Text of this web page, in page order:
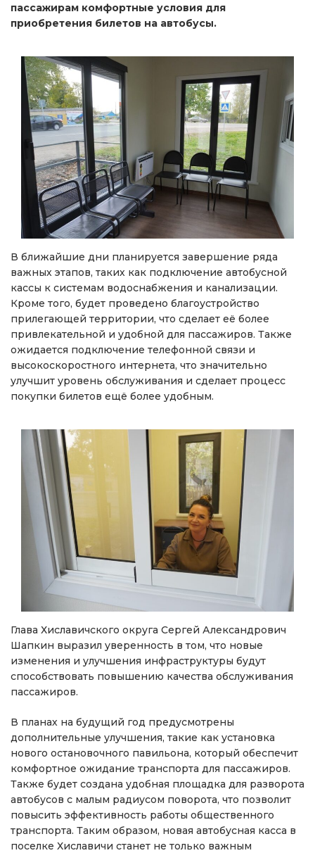
пассажирам комфортные условия для
приобретения билетов на автобусы.
В ближайшие дни планируется завершение ряда
важных этапов, таких как подключение автобусной
кассы к системам водоснабжения и канализации.
Кроме того, будет проведено благоустройство
прилегающей территории, что сделает её более
привлекательной и удобной для пассажиров. Также
ожидается подключение телефонной связи и
высокоскоростного интернета, что значительно
улучшит уровень обслуживания и сделает процесс
покупки билетов ещё более удобным.
Глава Хиславичского округа Сергей Александрович
Шапкин выразил уверенность в том, что новые
изменения и улучшения инфраструктуры будут
способствовать повышению качества обслуживания
пассажиров.
В планах на будущий год предусмотрены
дополнительные улучшения, такие как установка
нового остановочного павильона, который обеспечит
комфортное ожидание транспорта для пассажиров.
Также будет создана удобная площадка для разворота
автобусов с малым радиусом поворота, что позволит
повысить эффективность работы общественного
транспорта. Таким образом, новая автобусная касса в
поселке Хиславичи станет не только важным